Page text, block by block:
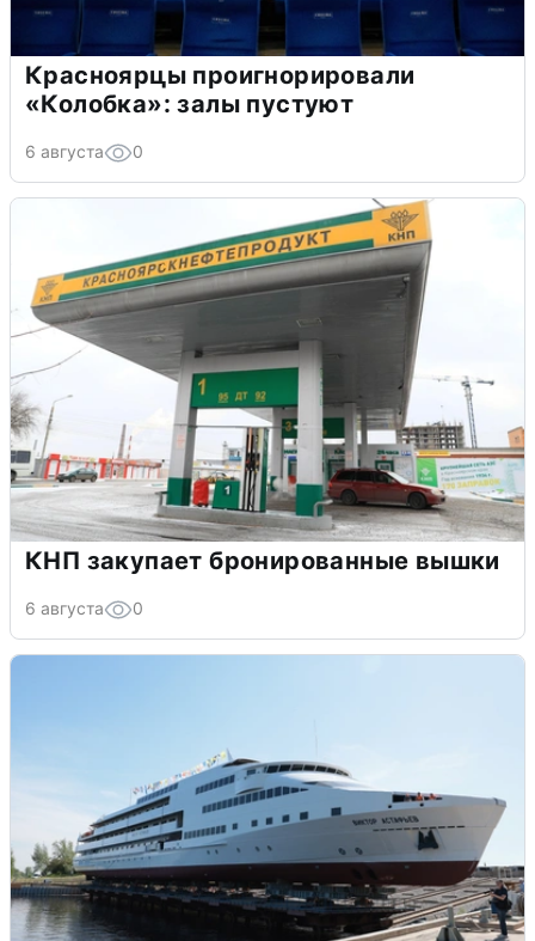
Красноярцы проигнорировали
«Колобка»: залы пустуют
6 августа 0
КНП закупает бронированные вышки
6 августа 0